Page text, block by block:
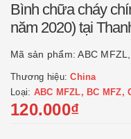
Bình chữa cháy
năm 2020) tại
Mã sản phẩm:ABC
Thương hiệu:China
Loại: ABC MFZL, BC MFZ,
120.000₫